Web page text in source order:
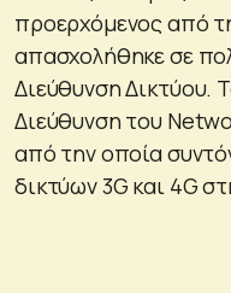
προερχόμενος από
απασχολήθηκε σε
Διεύθυνση Δικτύου.
Διεύθυνση του
από την οποία
δικτύων 3G και 4G